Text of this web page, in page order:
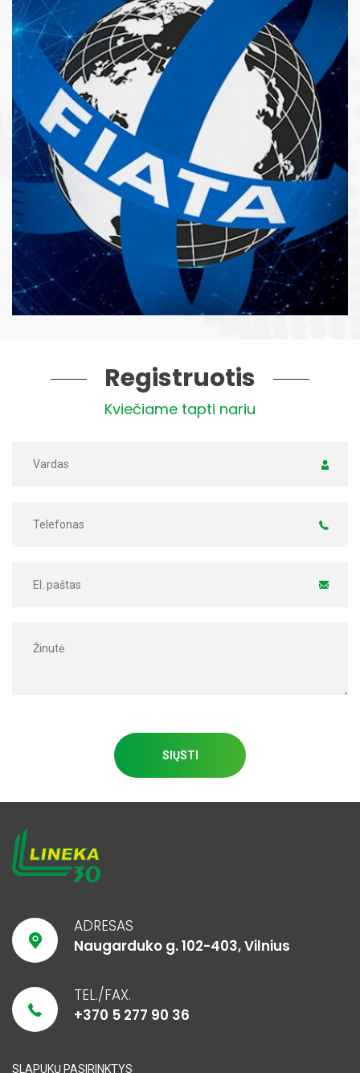
Registruotis
Kviečiame tapti nariu
SIŲSTI
ADRESAS
Naugarduko g. 102-403, Vilnius
TEL./FAX.
+370 5 277 90 36
SLAPUKŲ PASIRINKTYS